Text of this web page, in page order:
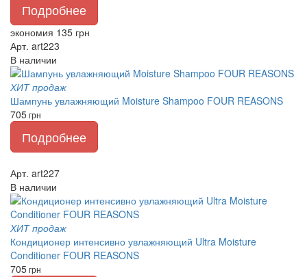
Подробнее
экономия 135 грн
Арт. art223
В наличии
ХИТ продаж
Шампунь увлажняющий Moisture Shampoo FOUR REASONS
705грн
Подробнее
Арт. art227
В наличии
ХИТ продаж
Кондиционер интенсивно увлажняющий Ultra Moisture
Conditioner FOUR REASONS
705грн